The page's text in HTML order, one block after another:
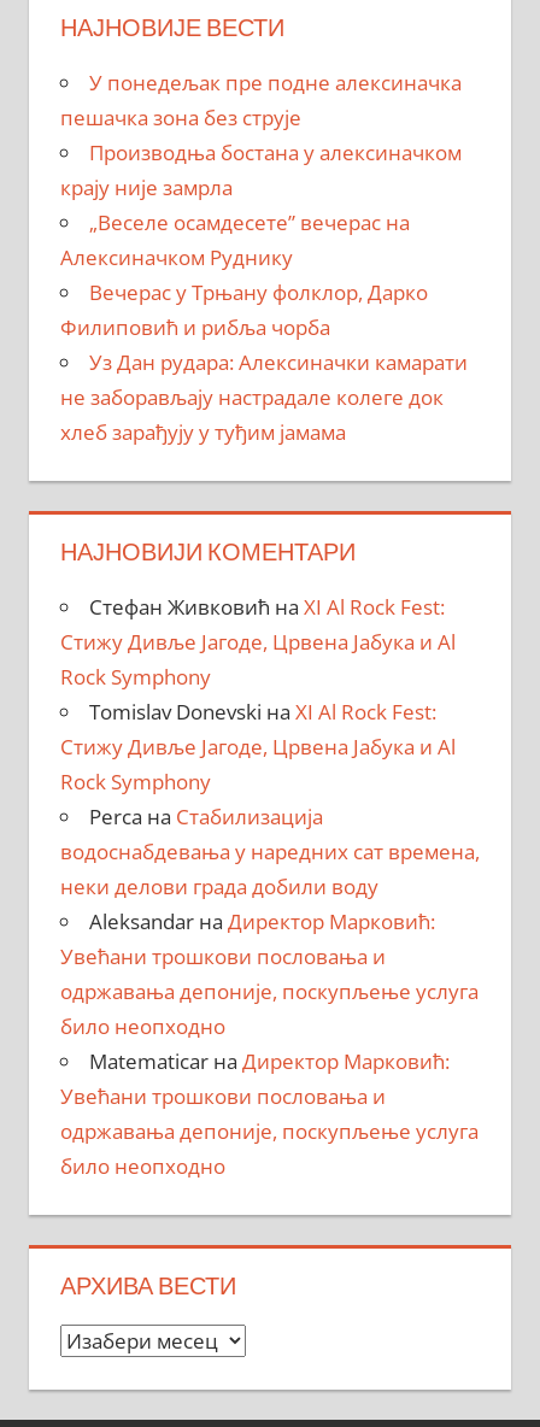
НАЈНОВИЈЕ ВЕСТИ
У понедељак пре подне алексиначка
пешачка зона без струје
Производња бостана у алексиначком
крају није замрла
„Веселе осамдесете” вечерас на
Алексиначком Руднику
Вечерас у Трњану фолклор, Дарко
Филиповић и рибља чорба
Уз Дан рудара: Алексиначки камарати
не заборављају настрадале колеге док
хлеб зарађују у туђим јамама
НАЈНОВИЈИ КОМЕНТАРИ
Стефан Живковић на XI Al Rock Fest:
Стижу Дивље Јагоде, Црвена Јабука и Al
Rock Symphony
Tomislav Donevski на XI Al Rock Fest:
Стижу Дивље Јагоде, Црвена Јабука и Al
Rock Symphony
Perca на Стабилизација
водоснабдевања у наредних сат времена,
неки делови града добили воду
Aleksandarна Директор Марковић:
Увећани трошкови пословања и
одржавања депоније, поскупљење услуга
било неопходно
Matematicarна Директор Марковић:
Увећани трошкови пословања и
одржавања депоније, поскупљење услуга
било неопходно
АРХИВА ВЕСТИ
Архива